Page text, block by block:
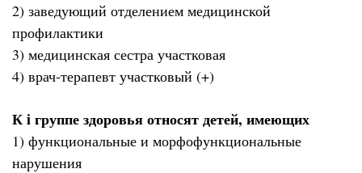
2) заведующий отделением медицинской
профилактики
3) медицинская сестра участковая
4) врач-терапевт участковый (+)
К i группе здоровья относят детей, имеющих
1) функциональные и морфофункциональные
нарушения